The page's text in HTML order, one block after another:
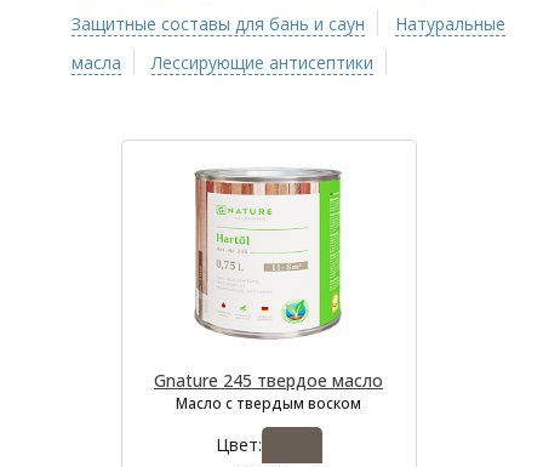
Защитные составы для бань и саун
Натуральные
масла
Лессирующие антисептики
Gnature 245 твердое масло
Масло с твердым воском
Цвет: